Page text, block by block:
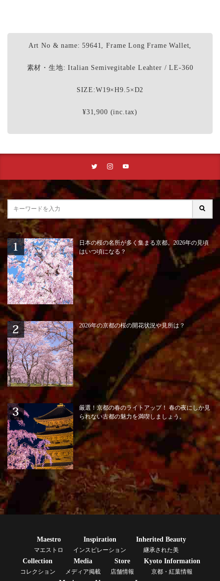
Art No & name: 59641, Frame Long Frame Wallet,
素材・生地: Italian Semivegitable Leahter / LE-360
SIZE:W19×H9.5×D2
¥31,900 (inc.tax)
日本の桜の名所が多く集まる京都。2026年の見頃
はいつ頃になる？
2026年の京都の桜の開花状況や見所は？
厳選！京都の春のライトアップ！ 春の夜にしか見
られない古都の魅力を満喫しましょう。
Maestro
マエストロ
Inspiration
インスピレーション
Inherited Beauty
継承された美
Collection
コレクション
Media
メディア掲載
Store
店舗情報
Kyoto Information
京都・紅葉情報